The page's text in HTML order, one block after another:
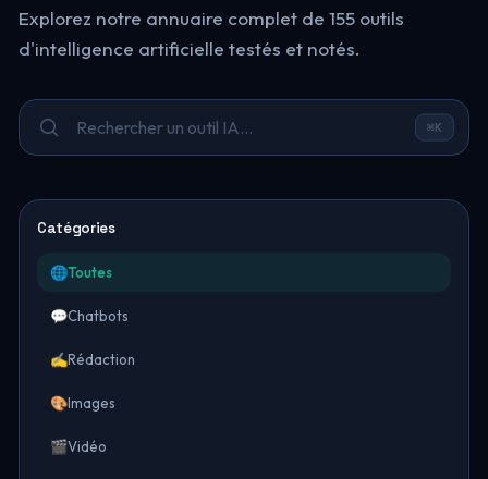
Explorez notre annuaire complet de 155 outils
d'intelligence artificielle testés et notés.
⌘K
Catégories
🌐Toutes
💬Chatbots
✍️Rédaction
🎨Images
🎬Vidéo